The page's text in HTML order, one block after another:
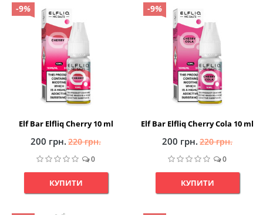
Elf Bar Elfliq Cherry 10 ml
200 грн. 220 грн.
-9%
0
КУПИТИ
Elf Bar Elfliq Cherry Cola 10 ml
200 грн. 220 грн.
-9%
0
КУПИТИ